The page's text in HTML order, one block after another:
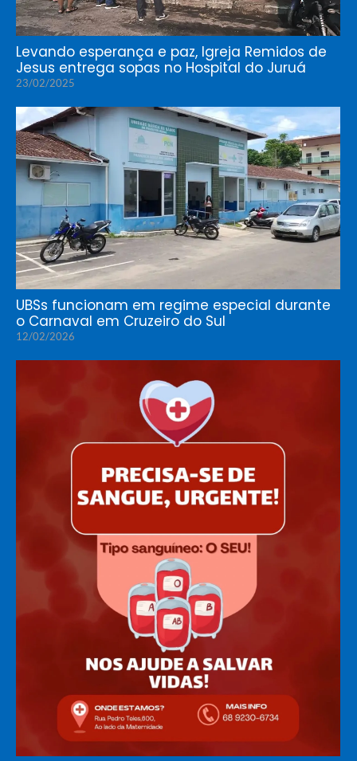
Levando esperança e paz, Igreja Remidos de
Jesus entrega sopas no Hospital do Juruá
23/02/2025
UBSs funcionam em regime especial durante
o Carnaval em Cruzeiro do Sul
12/02/2026